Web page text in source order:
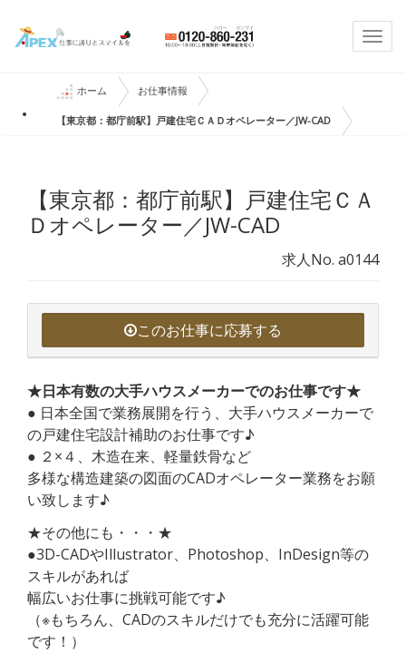
ホーム お仕事情報
【東京都：都庁前駅】戸建住宅ＣＡＤオペレーター／JW-CAD
【東京都：都庁前駅】戸建住宅ＣＡ
Ｄオペレーター／JW-CAD
求人No. a0144
このお仕事に応募する
★日本有数の大手ハウスメーカーでのお仕事です★
● 日本全国で業務展開を行う、大手ハウスメーカーで
の戸建住宅設計補助のお仕事です♪
● ２×４、木造在来、軽量鉄骨など
多様な構造建築の図面のCADオペレーター業務をお願
い致します♪
★その他にも・・・★
●3D-CADやIllustrator、Photoshop、InDesign等の
スキルがあれば
幅広いお仕事に挑戦可能です♪
（※もちろん、CADのスキルだけでも充分に活躍可能
です！）